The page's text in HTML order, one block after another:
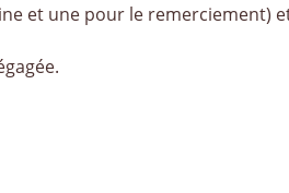
et une pour le remerciement)